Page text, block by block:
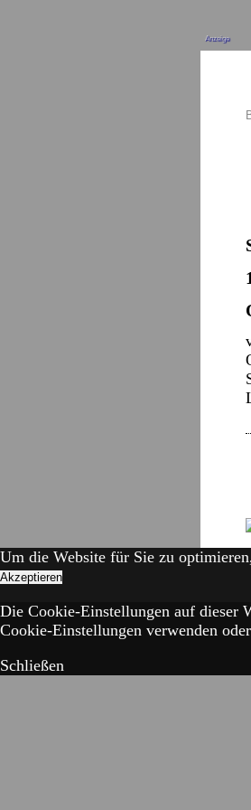
Anzeige
Um die Website für Sie zu
Akzeptieren
Die Cookie-Einstellungen auf dieser
Cookie-Einstellungen verwenden
Schließen